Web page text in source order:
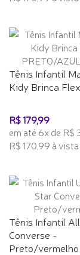
Tênis Infantil
Kidy Brinca Flex
R$ 179,99
em até 6x de R$
R$ 170,99 à vista
Tênis Infantil
Converse -
Preto/vermelho